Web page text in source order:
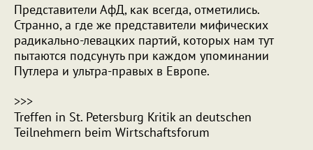
Представители АфД, как всегда, отметились.
Странно, а где же представители мифических
радикально-левацких партий, которых нам тут
пытаются подсунуть при каждом упоминании
Путлера и ультра-правых в Европе.
>>>
Treffen in St. Petersburg Kritik an deutschen
Teilnehmern beim Wirtschaftsforum